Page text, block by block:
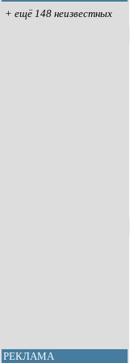
+ ещё 148 неизвестных
РЕКЛАМА